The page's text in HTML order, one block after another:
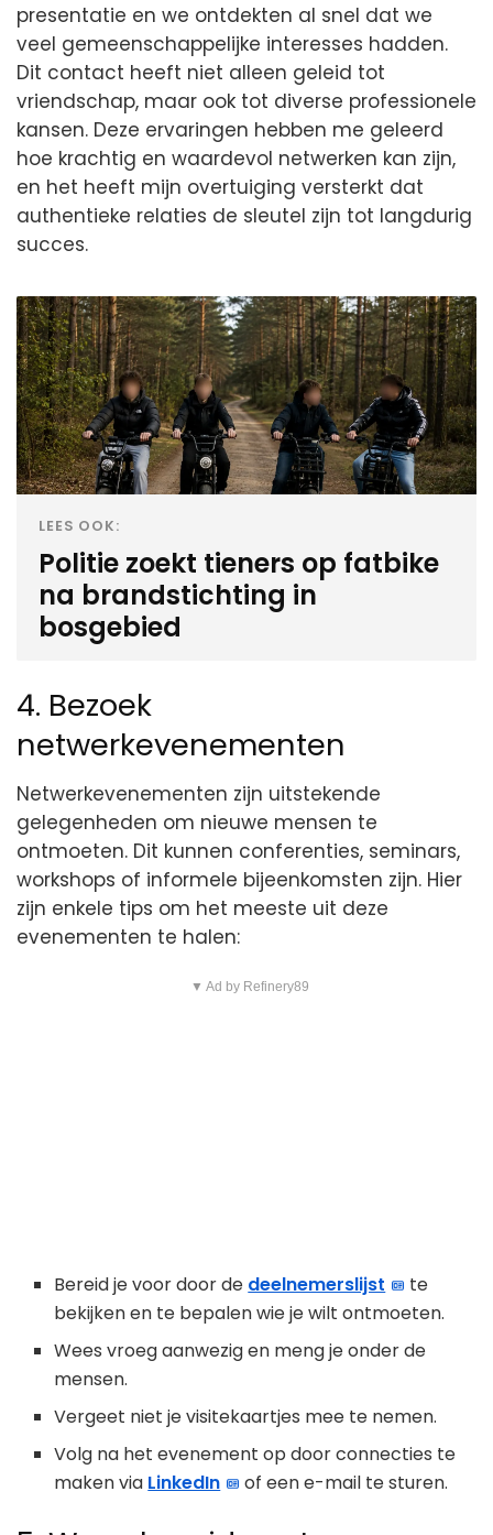
presentatie en we ontdekten al snel dat we
veel gemeenschappelijke interesses hadden.
Dit contact heeft niet alleen geleid tot
vriendschap, maar ook tot diverse professionele
kansen. Deze ervaringen hebben me geleerd
hoe krachtig en waardevol netwerken kan zijn,
en het heeft mijn overtuiging versterkt dat
authentieke relaties de sleutel zijn tot langdurig
succes.
LEES OOK:
Politie zoekt tieners op fatbike
na brandstichting in
bosgebied
4. Bezoek
netwerkevenementen
Netwerkevenementen zijn uitstekende
gelegenheden om nieuwe mensen te
ontmoeten. Dit kunnen conferenties, seminars,
workshops of informele bijeenkomsten zijn. Hier
zijn enkele tips om het meeste uit deze
evenementen te halen:
▼ Ad by Refinery89
Bereid je voor door de deelnemerslijst
te
bekijken en te bepalen wie je wilt ontmoeten.
Wees vroeg aanwezig en meng je onder de
mensen.
Vergeet niet je visitekaartjes mee te nemen.
Volg na het evenement op door connecties te
maken via LinkedIn of een e-mail te sturen.